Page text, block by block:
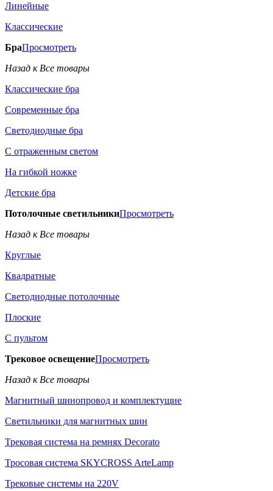
Линейные
Классические
БраПросмотреть
Назад к Все товары
Классические бра
Современные бра
Светодиодные бра
С отраженным светом
На гибкой ножке
Детские бра
Потолочные светильникиПросмотреть
Назад к Все товары
Круглые
Квадратные
Светодиодные потолочные
Плоские
С пультом
Трековое освещениеПросмотреть
Назад к Все товары
Магнитный шинопровод и комплектущие
Светильники для магнитных шин
Трековая система на ремнях Decorato
Тросовая система SKYCROSS ArteLamp
Трековые системы на 220V